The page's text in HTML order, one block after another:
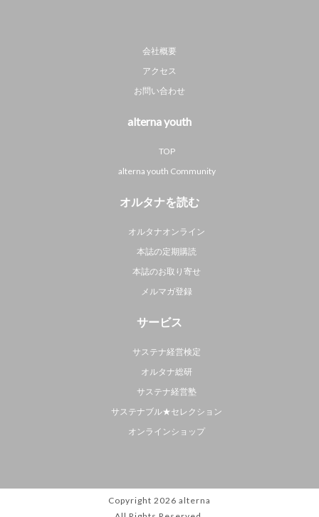
会社概要
アクセス
お問い合わせ
alterna youth
TOP
alterna youth Community
オルタナを読む
オルタナオンライン
本誌の定期購読
本誌のお取り寄せ
メルマガ登録
サービス
サステナ経営検定
オルタナ総研
サステナ経営塾
サステナブル★セレクション
オンラインショップ
Copyright 2026 alterna